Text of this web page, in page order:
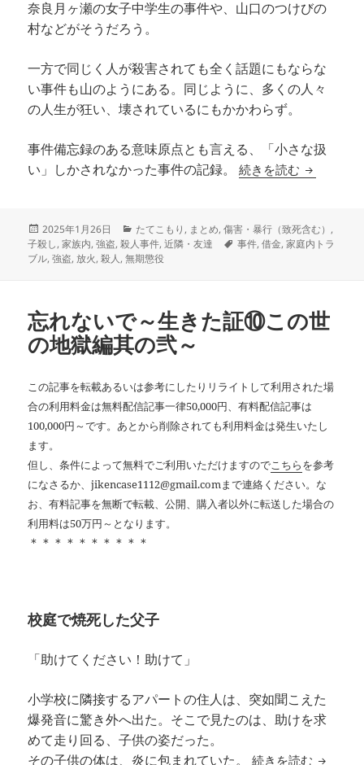
奈良月ヶ瀬の女子中学生の事件や、山口のつけびの
村などがそうだろう。
一方で同じく人が殺害されても全く話題にもならな
い事件も山のようにある。同じように、多くの人々
の人生が狂い、壊されているにもかかわらず。
事件備忘録のある意味原点とも言える、「小さな扱
い」しかされなかった事件の記録。
続きを読む 片隅の記
投
稿
日:
2025年1月26日
カ
テ
ゴ
たてこもり , まとめ,傷害・暴行（致死含む） ,
子殺し,家族内,強盗,殺人事件,近隣・友達
タ
事件,借金,家庭内トラ
ブル,強盗,放火,殺人,無期懲役
忘れないで～生きた証⑩この世
の地獄編其の弐～
この記事を転載あるいは参考にしたりリライトして利用された場
合の利用料金は無料配信記事一律50,000円、有料配信記事は
100,000円～です。あとから削除されても利用料金は発生いたし
ます。
但し、条件によって無料でご利用いただけますのでこちらを参考
になさるか、jikencase1112@gmail.comまで連絡ください。な
お、有料記事を無断で転載、公開、購入者以外に転送した場合の
利用料は50万円～となります。
＊＊＊＊＊＊＊＊＊＊
校庭で焼死した父子
「助けてください！助けて」
小学校に隣接するアパートの住人は、突如聞こえた
爆発音に驚き外へ出た。そこで見たのは、助けを求
めて走り回る、子供の姿だった。
その子供の体は、炎に包まれていた。
続きを読む 忘れな